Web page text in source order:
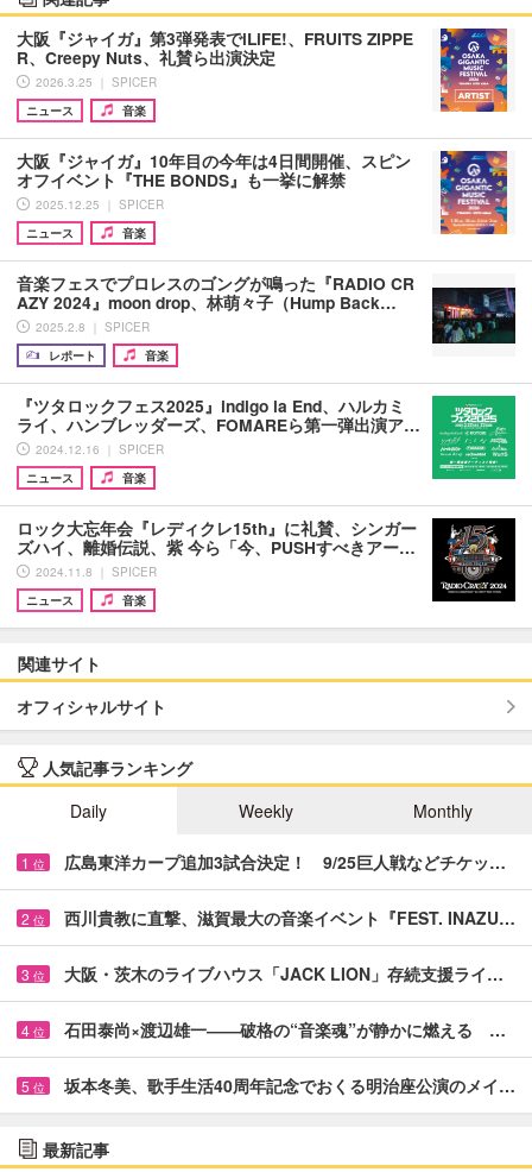
大阪『ジャイガ』第3弾発表でiLiFE!、FRUITS ZIPPE
R、Creepy Nuts、礼賛ら出演決定
2026.3.25 ｜ SPICER
ニュース
音楽
大阪『ジャイガ』10年目の今年は4日間開催、スピン
オフイベント『THE BONDS』も一挙に解禁
2025.12.25 ｜ SPICER
ニュース
音楽
音楽フェスでプロレスのゴングが鳴った『RADIO CR
AZY 2024』moon drop、林萌々子（Hump Back…
2025.2.8 ｜ SPICER
レポート
音楽
『ツタロックフェス2025』indigo la End、ハルカミ
ライ、ハンブレッダーズ、FOMAREら第一弾出演ア…
2024.12.16 ｜ SPICER
ニュース
音楽
ロック大忘年会『レディクレ15th』に礼賛、シンガー
ズハイ、離婚伝説、紫 今ら「今、PUSHすべきアー…
2024.11.8 ｜ SPICER
ニュース
音楽
関連サイト
オフィシャルサイト
人気記事ランキング
Daily
Weekly Monthly
1 位 広島東洋カープ追加3試合決定！ 9/25巨人戦などチケッ…
2 位 西川貴教に直撃、滋賀最大の音楽イベント『FEST. INAZU…
3 位 大阪・茨木のライブハウス「JACK LION」存続支援ライ…
4 位 石田泰尚×渡辺雄一――破格の“音楽魂”が静かに燃える …
5 位 坂本冬美、歌手生活40周年記念でおくる明治座公演のメイ…
最新記事